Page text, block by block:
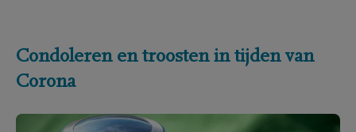
Condoleren en troosten in tijden van
Corona